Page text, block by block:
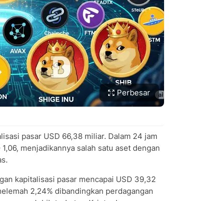
Perbesar
pasar USD 66,38 miliar. Dalam 24 jam
menjadikannya salah satu aset dengan
kapitalisasi pasar mencapai USD 39,32
2,24% dibandingkan perdagangan